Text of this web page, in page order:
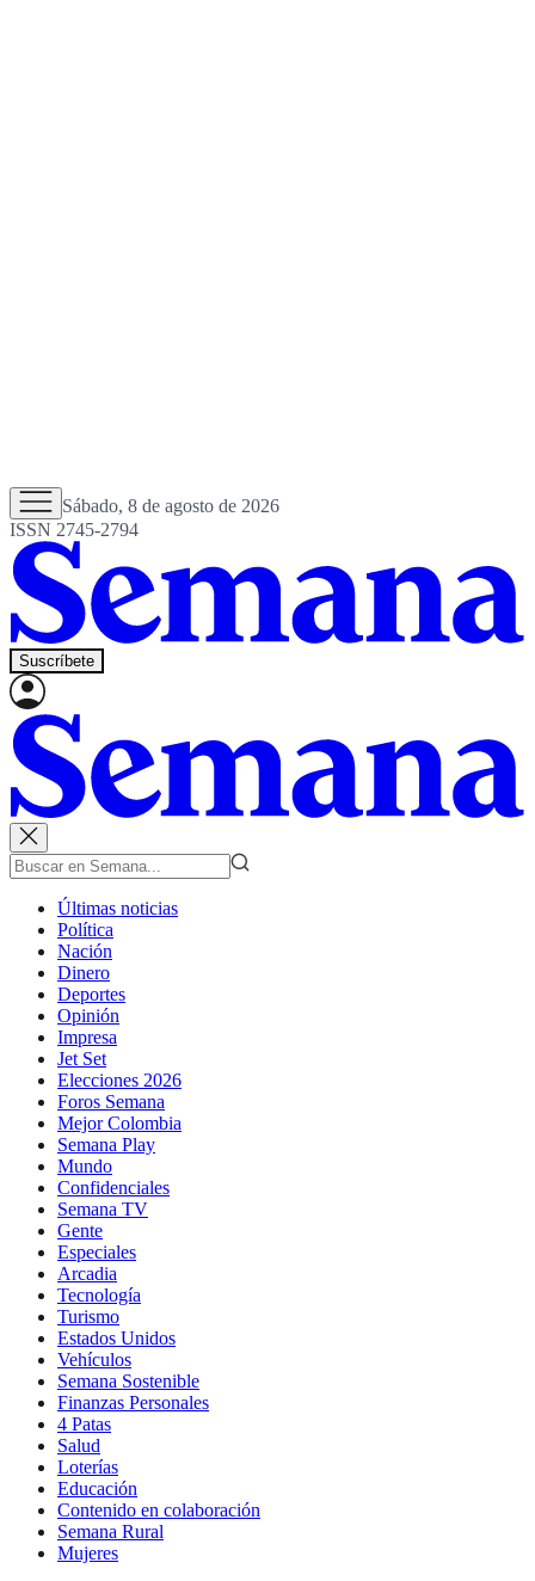
Sábado, 8 de agosto de 2026
ISSN 2745-2794
Suscríbete
Últimas noticias
Política
Nación
Dinero
Deportes
Opinión
Impresa
Jet Set
Elecciones 2026
Foros Semana
Mejor Colombia
Semana Play
Mundo
Confidenciales
Semana TV
Gente
Especiales
Arcadia
Tecnología
Turismo
Estados Unidos
Vehículos
Semana Sostenible
Finanzas Personales
4 Patas
Salud
Loterías
Educación
Contenido en colaboración
Semana Rural
Mujeres